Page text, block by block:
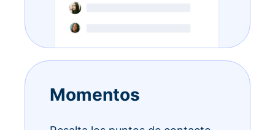
Momentos